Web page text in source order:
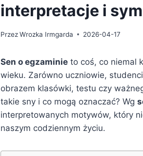
interpretacje i
PrzezWrozka Irmgarda 2026-04-17
Sen o egzaminie to coś, co niemal
wieku. Zarówno uczniowie,
obrazem klasówki, testu czy
takie sny i co mogą oznaczać? Wg
interpretowanych motywów, który
naszym codziennym życiu.